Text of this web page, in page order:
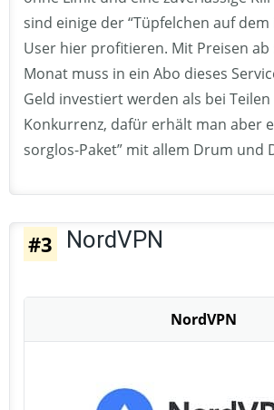
sind einige der “Tüpfelchen auf dem
User hier profitieren. Mit Preisen ab
Monat muss in ein Abo dieses
Geld investiert werden als bei
Konkurrenz, dafür erhält man aber
sorglos-Paket” mit allem Drum und
#3 NordVPN
NordVPN